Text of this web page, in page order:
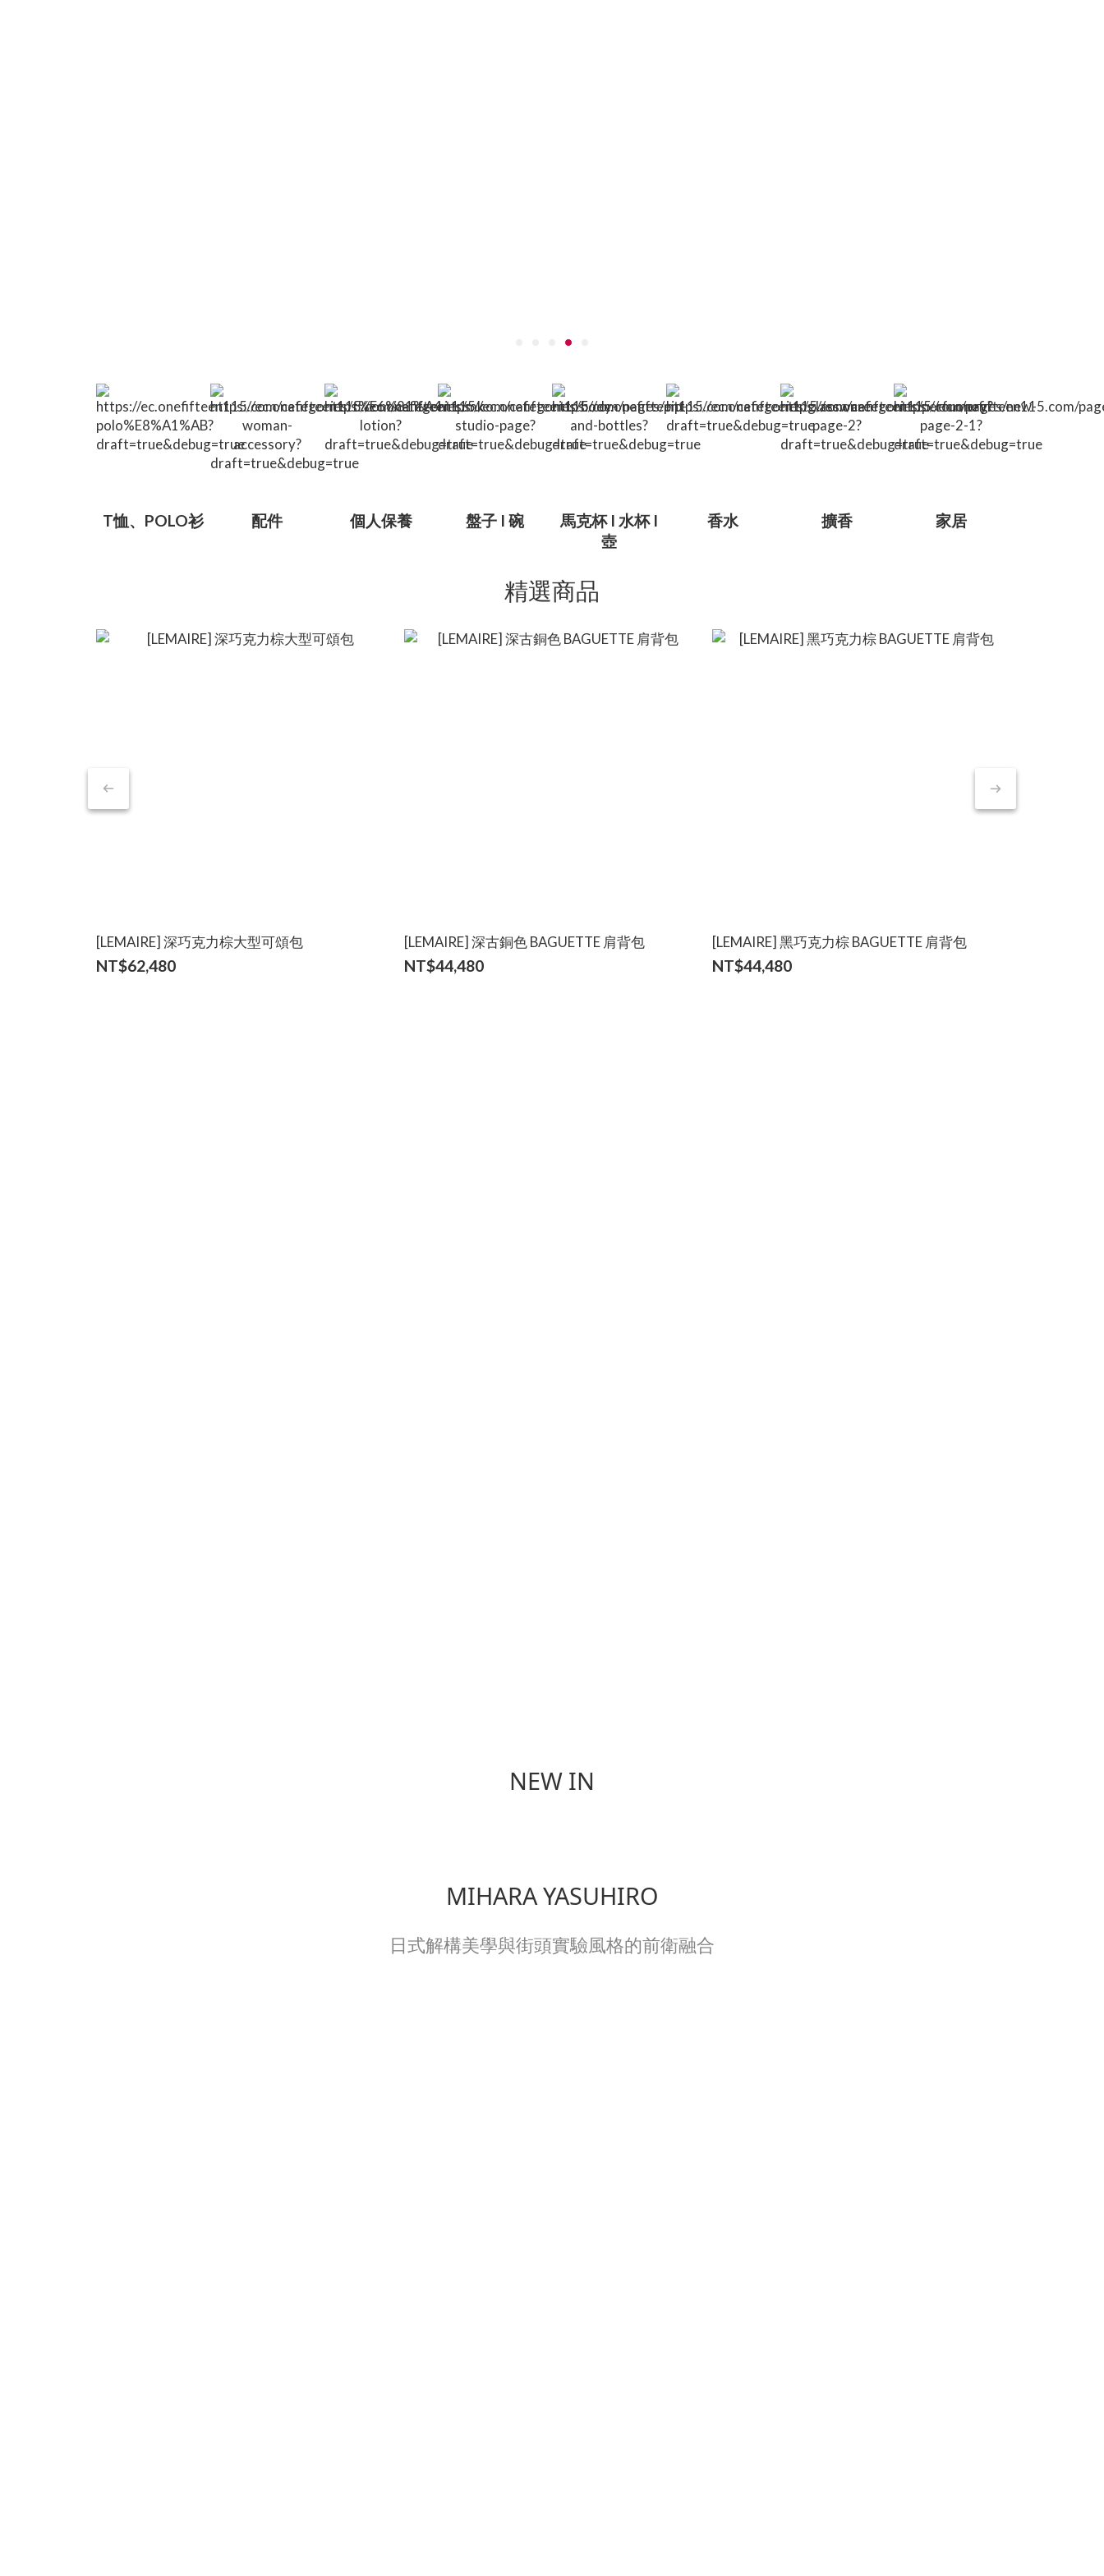
T恤、POLO衫 配件 個人保養 盤子 I 碗
馬克杯 I 水杯 I
壺
香水 擴香 家居
精選商品
[LEMAIRE] 深巧克力棕大型可頌包
NT$62,480
[LEMAIRE] 深古銅色 BAGUETTE 肩背包
NT$44,480
[LEMAIRE] 黑巧克力棕 BAGUETTE 肩背包
NT$44,480
NEW IN
MIHARA YASUHIRO
日式解構美學與街頭實驗風格的前衛融合